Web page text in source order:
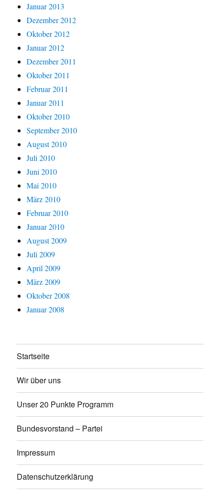
Januar 2013
Dezember 2012
Oktober 2012
Januar 2012
Dezember 2011
Oktober 2011
Februar 2011
Januar 2011
Oktober 2010
September 2010
August 2010
Juli 2010
Juni 2010
Mai 2010
März 2010
Februar 2010
Januar 2010
August 2009
Juli 2009
April 2009
März 2009
Oktober 2008
Januar 2008
Startseite
Wir über uns
Unser 20 Punkte Programm
Bundesvorstand – Partei
Impressum
Datenschutzerklärung